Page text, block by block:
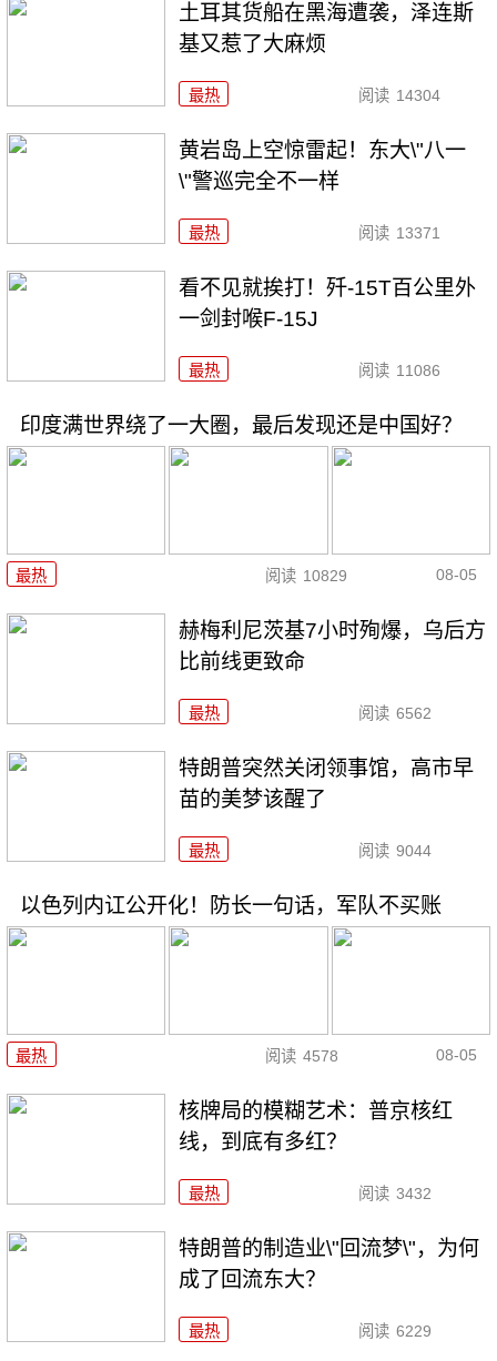
土耳其货船在黑海遭袭，泽连斯
基又惹了大麻烦
最热 阅读 14304
黄岩岛上空惊雷起！东大\"八一
\"警巡完全不一样
最热 阅读 13371
看不见就挨打！歼-15T百公里外
一剑封喉F-15J
最热 阅读 11086
印度满世界绕了一大圈，最后发现还是中国好？
最热 阅读 10829 08-05
赫梅利尼茨基7小时殉爆，乌后方
比前线更致命
最热 阅读 6562
特朗普突然关闭领事馆，高市早
苗的美梦该醒了
最热 阅读 9044
以色列内讧公开化！防长一句话，军队不买账
最热 阅读 4578 08-05
核牌局的模糊艺术：普京核红
线，到底有多红？
最热 阅读 3432
特朗普的制造业\"回流梦\"，为何
成了回流东大？
最热 阅读 6229